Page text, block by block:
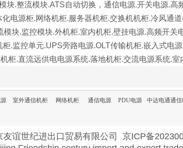
块.整流模块.ATS自动切换，通信电源.开关电源.
电源柜.网络机柜.服务器机柜.交换机机柜.冷风通
块.监控模块.外机柜.室内机柜.壁挂电源.高频开
.监控单元.UPS旁路电源.OLT传输机柜.嵌入式电
柜.直流远供电电源系统.落地机柜.交流电源系统.
室外通信机柜 网络机柜 通信电源 PDU电源 中达电通通
友谊世纪进出口贸易有限公司 京ICP备